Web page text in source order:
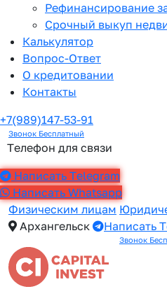
Рефинансирование
Срочный выкуп
Калькулятор
Вопрос-Ответ
О кредитовании
Контакты
+7(989)147-53-91
Звонок Бесплатный
Телефон для связи
Написать Telegram
Написать Whatsapp
Физическим лицам
Архангельск
Написать
Звонок